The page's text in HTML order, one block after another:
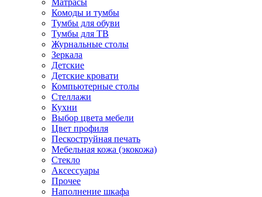
Матрасы
Комоды и тумбы
Тумбы для обуви
Тумбы для ТВ
Журнальные столы
Зеркала
Детские
Детские кровати
Компьютерные столы
Стеллажи
Кухни
Выбор цвета мебели
Цвет профиля
Пескоструйная печать
Мебельная кожа (экокожа)
Стекло
Аксессуары
Прочее
Наполнение шкафа